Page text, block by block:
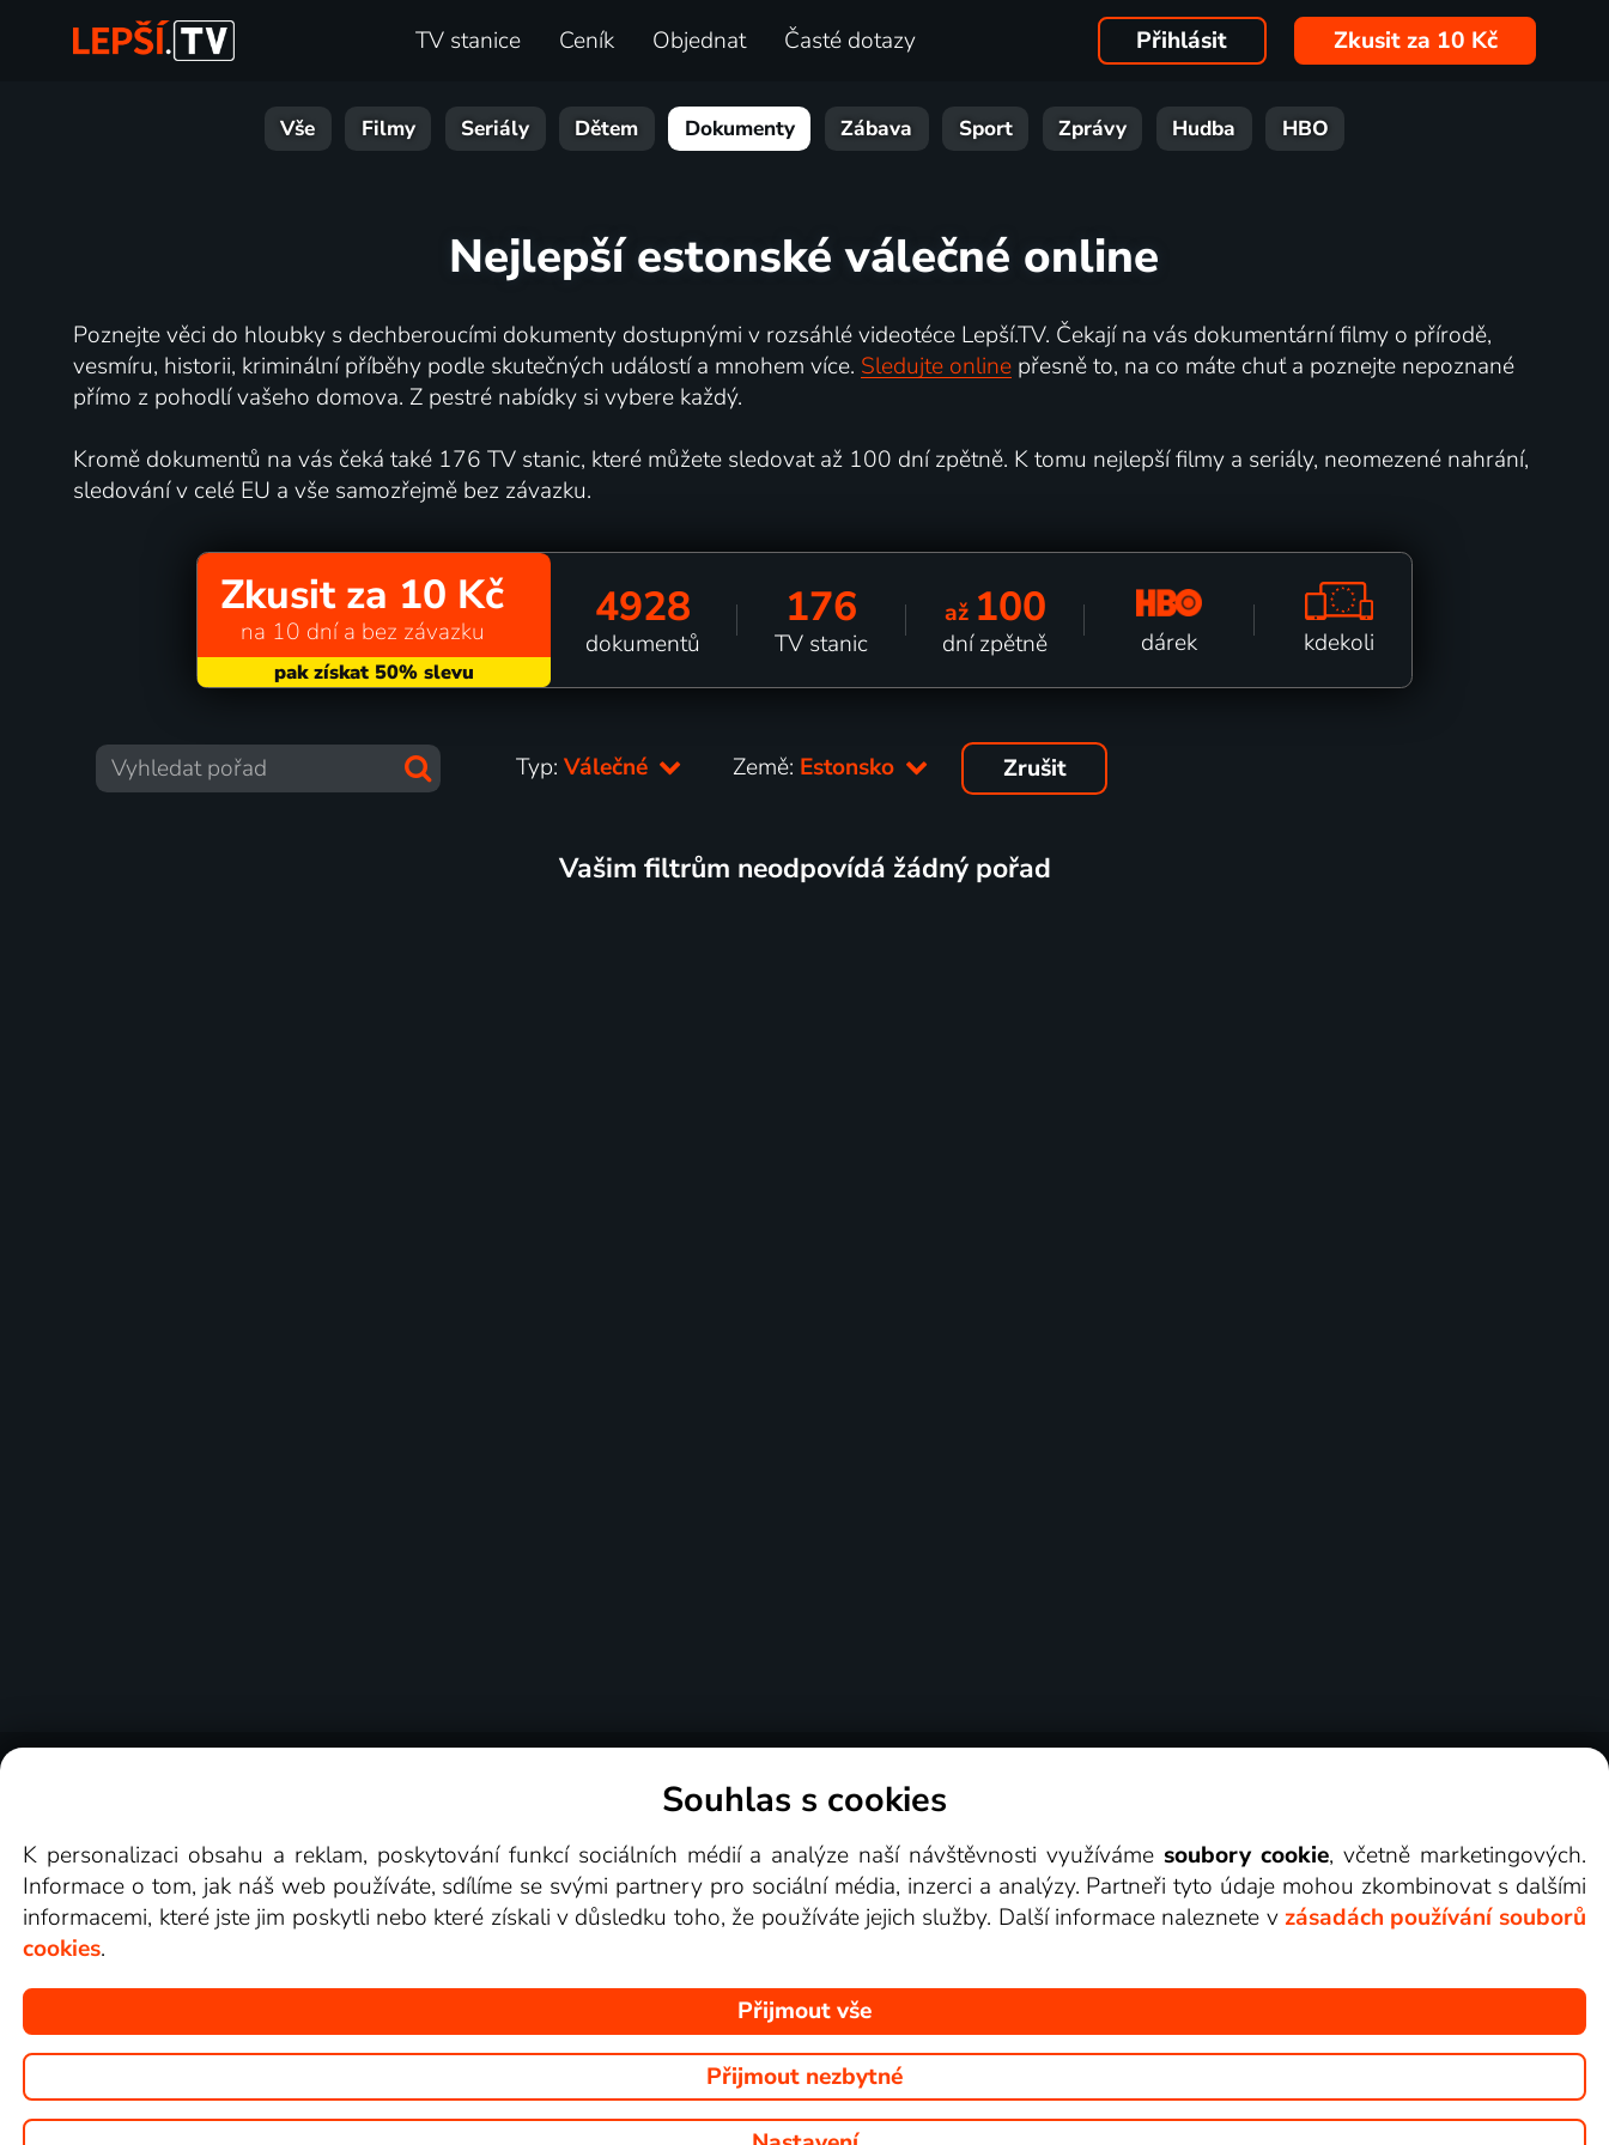
TV stanice Ceník Objednat Časté dotazy Přihlásit Zkusit za 10 Kč
Vše Filmy Seriály Dětem Dokumenty Zábava Sport Zprávy Hudba HBO
Nejlepší estonské válečné online
Poznejte věci do hloubky s dechberoucími dokumenty dostupnými v rozsáhlé videotéce Lepší.TV. Čekají na vás dokumentární filmy o přírodě,
vesmíru, historii, kriminální příběhy podle skutečných událostí a mnohem více. Sledujte onlinepřesně to, na co máte chuť a poznejte nepoznané
přímo z pohodlí vašeho domova. Z pestré nabídky si vybere každý.
Kromě dokumentů na vás čeká také 176 TV stanic, které můžete sledovat až 100 dní zpětně. K tomu nejlepší filmy a seriály, neomezené nahrání,
sledování v celé EU a vše samozřejmě bez závazku.
Zkusit za 10 Kč
na 10 dní a bez závazku 4928
dokumentů
176
TV stanic
až 100
dní zpětně dárek kdekoli
Typ:Válečné Země: Estonsko Zrušit
Vašim filtrům neodpovídá žádný pořad
Videotéka
Copyright © goNET s.r.o. Na tomto webu jsou zobrazovány obrázky z pořadů TV stanic, které můžete sledovat v Lepší.TV.
Souhlas s cookies
K personalizaci obsahu a reklam, poskytování funkcí sociálních médií a analýze naší návštěvnosti využívámesoubory cookie, včetně marketingových.
Informace o tom, jak náš web používáte, sdílíme se svými partnery pro sociální média, inzerci a analýzy. Partneři tyto údaje mohou zkombinovat s dalšími
informacemi, které jste jim poskytli nebo které získali v důsledku toho, že používáte jejich služby. Další informace naleznete v zásadách používání souborů
cookies.
Přijmout vše
Přijmout nezbytné